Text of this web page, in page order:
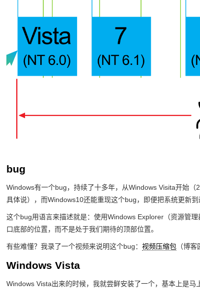
bug
Windows有一个bug，持续了十多年，从Windows Visita开始
具体说），而Windows10还能重现这个bug，即便把系统更新到
这个bug用语言来描述就是：使用Windows Explorer（资源管
口底部的位置，而不是处于我们期待的顶部位置。
有些难懂？我录了一个视频来说明这个bug： 视频压缩包 （博
Windows Vista
Windows Vista出来的时候，我就尝鲜安装了一个，基本上是